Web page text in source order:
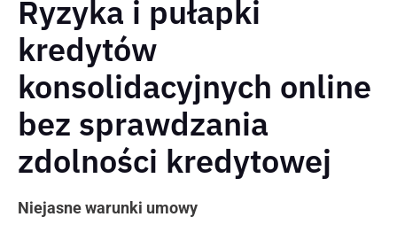
Ryzyka i pułapki
kredytów
konsolidacyjnych online
bez sprawdzania
zdolności kredytowej
Niejasne warunki umowy